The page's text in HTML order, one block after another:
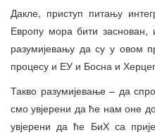
Дакле, приступ питању
Европу мора бити заснован,
разумијевању да су у овом
процесу и ЕУ и Босна и
Такво разумијевање – да
смо увјерени да ће нам оне
увјерени да ће БиХ са